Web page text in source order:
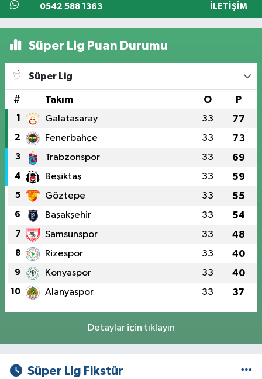
0542 588 1363 İLETIŞIM
Süper Lig Puan Durumu
Süper Lig
# Takım O P
1 Galatasaray 33 77
2 Fenerbahçe 33 73
3 Trabzonspor 33 69
4 Beşiktaş 33 59
5 Göztepe 33 55
6 Başakşehir 33 54
7 Samsunspor 33 48
8 Rizespor 33 40
9 Konyaspor 33 40
10 Alanyaspor 33 37
Detaylar için tıklayın
Süper Lig Fikstür